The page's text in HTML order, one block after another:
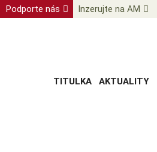
Podporte nás Inzerujte na AM
TITULKA AKTUALITY